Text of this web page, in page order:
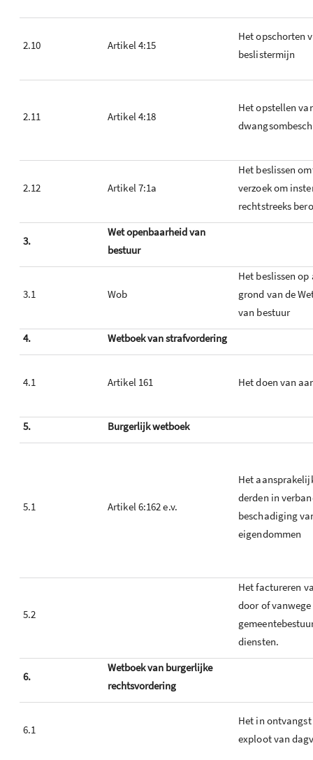
2.10 Artikel 4:15
Het opschorten
beslistermijn
2.11 Artikel 4:18
Het opstellen
2.12 Artikel 7:1a
Het beslissen
verzoek om
rechtstreeks
3.
Wet openbaarheid van
bestuur
3.1 Wob
Het beslissen
grond van de
van bestuur
4.
Wetboek van strafvordering
4.1 Artikel 161 Het doen van
5. Burgerlijk wetboek
5.1 Artikel 6:162 e.v.
Het
derden in
beschadiging
eigendommen
5.2
Het factureren
door of
diensten.
6.
Wetboek van burgerlijke
rechtsvordering
6.1
Het in
exploot van